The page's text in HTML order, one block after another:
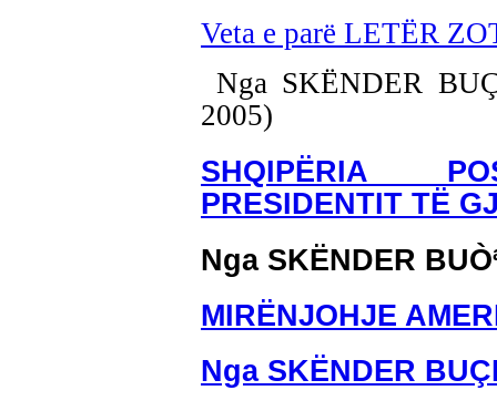
Veta e parë LETËR
Nga SKËNDER
2005)
SHQIPËRIA
PRESIDENTIT TË
Nga SKËNDER
MIRËNJOHJE
Nga SKËNDER BU